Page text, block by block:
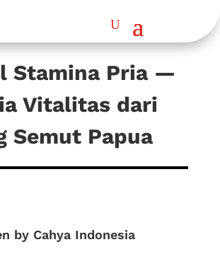
Stamina Pria —
Vitalitas dari
Semut Papua
by Cahya Indonesia